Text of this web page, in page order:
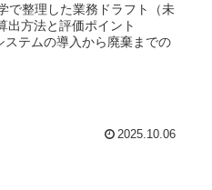
で整理した業務ドラフト（未
出方法と評価ポイント
テムの導入から廃棄までの
2025.10.06